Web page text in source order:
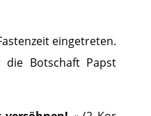
eingetreten.
Botschaft Papst